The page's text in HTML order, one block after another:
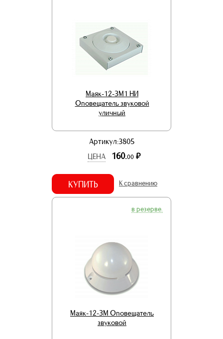
Маяк-12-ЗМ1 НИ
Оповещатель звуковой
уличный
Артикул:3805
ЦЕНА
160.00 р.
КУПИТЬ К сравнению
в резерве.
Маяк-12-ЗМ Оповещатель
звуковой